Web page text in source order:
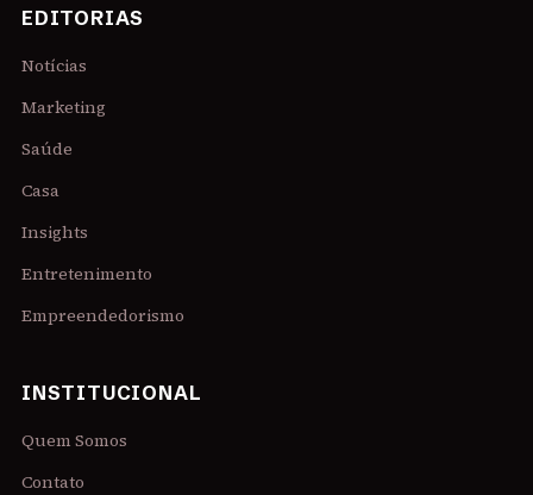
EDITORIAS
Notícias
Marketing
Saúde
Casa
Insights
Entretenimento
Empreendedorismo
INSTITUCIONAL
Quem Somos
Contato